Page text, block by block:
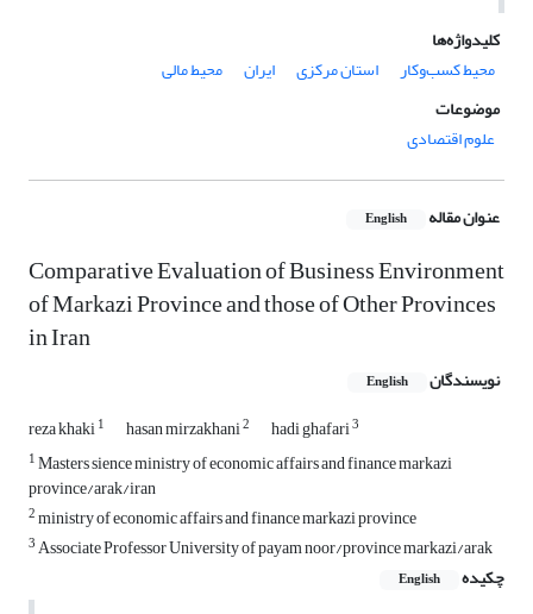
کلیدواژه‌ها
محیط کسب‌و‌کار
استان مرکزی ایران
محیط مالی
موضوعات
علوم اقتصادی
عنوان مقاله English
Comparative Evaluation of Business Environment
of Markazi Province and those of Other Provinces
in Iran
نویسندگان English
reza khaki1 hasan mirzakhani2 hadi ghafari3
1Masters sience ministry of economic affairs and finance markazi
province/arak/iran
2ministry of economic affairs and finance markazi province
3Associate Professor University of payam noor/province markazi/arak
چکیده
English